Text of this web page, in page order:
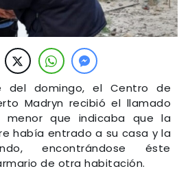
del domingo, el Centro de
Madryn recibió el llamado
que indicaba que la
había entrado a su casa y la
encontrándose éste
de otra habitación.